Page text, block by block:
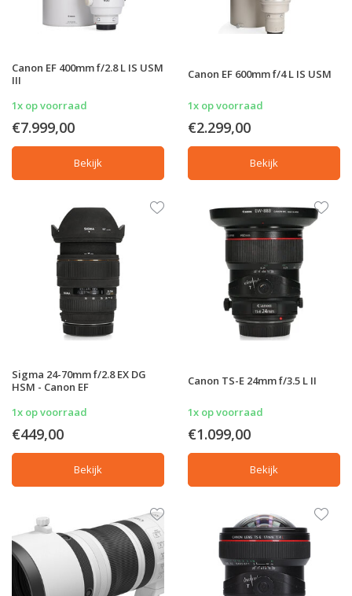
Canon EF 400mm f/2.8 L IS USM
III
1x op voorraad
€7.999,00
Bekijk
Canon EF 600mm f/4 L IS USM
1x op voorraad
€2.299,00
Bekijk
Sigma 24-70mm f/2.8 EX DG
HSM - Canon EF
1x op voorraad
€449,00
Bekijk
Canon TS-E 24mm f/3.5 L II
1x op voorraad
€1.099,00
Bekijk